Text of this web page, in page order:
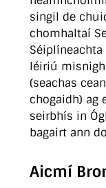
singil de
chomhaltaí
léiriú
(seachas
chogaidh) ag
seirbhís in
bagairt ann
Aicmí